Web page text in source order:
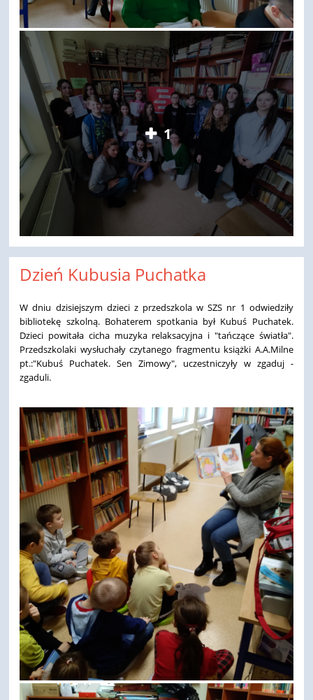
1
Dzień Kubusia Puchatka
W dniu dzisiejszym dzieci z przedszkola w SZS nr 1 odwiedziły
bibliotekę szkolną. Bohaterem spotkania był Kubuś Puchatek.
Dzieci powitała cicha muzyka relaksacyjna i "tańczące światła".
Przedszkolaki wysłuchały czytanego fragmentu książki A.A.Milne
pt.:"Kubuś Puchatek. Sen Zimowy", uczestniczyły w zgaduj -
zgaduli.